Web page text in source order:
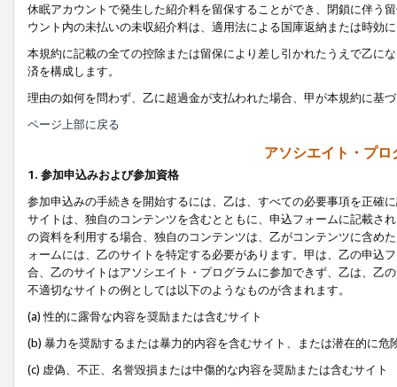
休眠アカウントで発生した紹介料を留保することができ、閉鎖に伴う
ウント内の未払いの未収紹介料は、適用法による国庫返納または時効
本規約に記載の全ての控除または留保により差し引かれたうえで乙に
済を構成します。
理由の如何を問わず、乙に超過金が支払われた場合、甲が本規約に基
ページ上部に戻る
アソシエイト・プ
1. 参加申込みおよび参加資格
参加申込みの手続きを開始するには、乙は、すべての必要事項を正確
サイトは、独自のコンテンツを含むとともに、申込フォームに記載さ
の資料を利用する場合、独自のコンテンツは、乙がコンテンツに含め
ォームには、乙のサイトを特定する必要があります。甲は、乙の申込
合、乙のサイトはアソシエイト・プログラムに参加できず、乙は、乙
不適切なサイトの例としては以下のようなものが含まれます。
(a) 性的に露骨な内容を奨励または含むサイト
(b) 暴力を奨励するまたは暴力的内容を含むサイト、または潜在的に
(c) 虚偽、不正、名誉毀損または中傷的な内容を奨励または含むサイト